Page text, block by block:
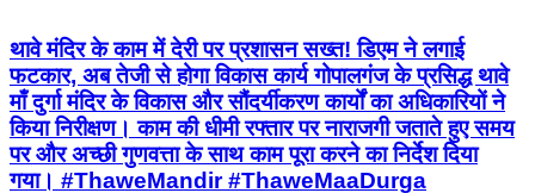
गया। #ThaweMandir #ThaweMaaDurga
#GopalganjNews #Gopalganj #ThaweNews
#BreakingNews #GopalganjUpdates
#AwaazTimes
Gopalganj, Gopalganj | Aug 8, 2026